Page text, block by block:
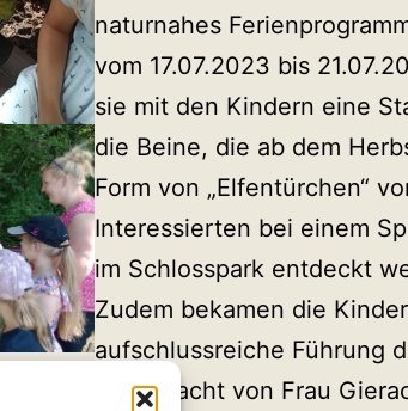
naturnahes
vom 17.07.2023 bis
sie mit den Kindern eine
die Beine, die ab dem
Form von „Elfentürchen“
Interessierten bei einem
im Schlosspark entdeckt
Zudem bekamen die
aufschlussreiche Führung
Naturwacht von Frau